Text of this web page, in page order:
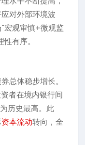
对外部环境波
宏观审慎+微观监
有序。
总体稳步增长。
者在境内银行间
历史最高。此
资本流动转向，全